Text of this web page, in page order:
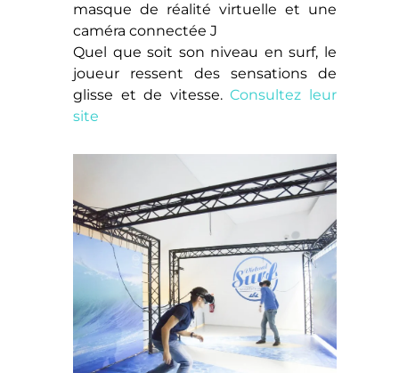
masque de réalité virtuelle et une
caméra connectée J
Quel que soit son niveau en surf, le
joueur ressent des sensations de
glisse et de vitesse.Consultez leur
site